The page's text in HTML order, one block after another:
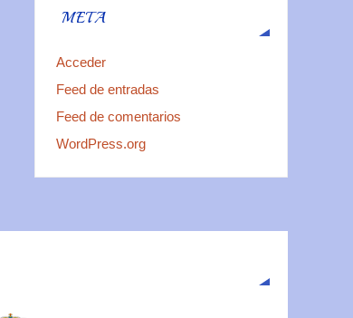
META
Acceder
Feed de entradas
Feed de comentarios
WordPress.org